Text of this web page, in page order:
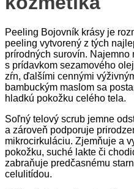
Peeling Bojovník krásy je
peeling vytvorený z tých
prírodných surovín.
s prídavkom sezamového
zŕn, ďalšími cennými
bambuckým maslom sa
hladkú pokožku celého tela.
Soľný telový scrub jemne
a zároveň podporuje
mikrocirkuláciu. Zjemňuje a
pokožku, suché lakte či
zabraňuje predčasnému
celulitídou.